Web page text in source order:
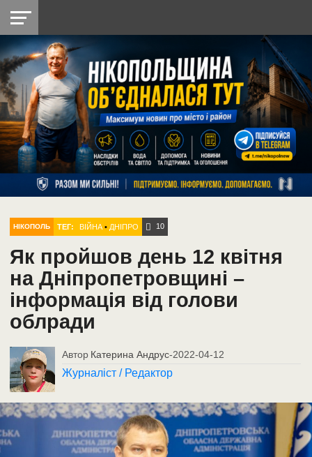
НІКОПОЛЬ
РАЙОН
СІЧЕСЛАВСЬКА
УКРАЇНА
РЕТРО
НІКОПОЛЬ
ЛАЙТ
УКРАЇНА
ДОПОМОГА
РАДІО
НІКОПОЛЬ ТЕГ: ВІЙНА • ДНІПРО 10
Як пройшов день 12 квітня
на Дніпропетровщині –
інформація від голови
облради
Автор Катерина Андрус-2022-04-12
Журналіст / Редактор